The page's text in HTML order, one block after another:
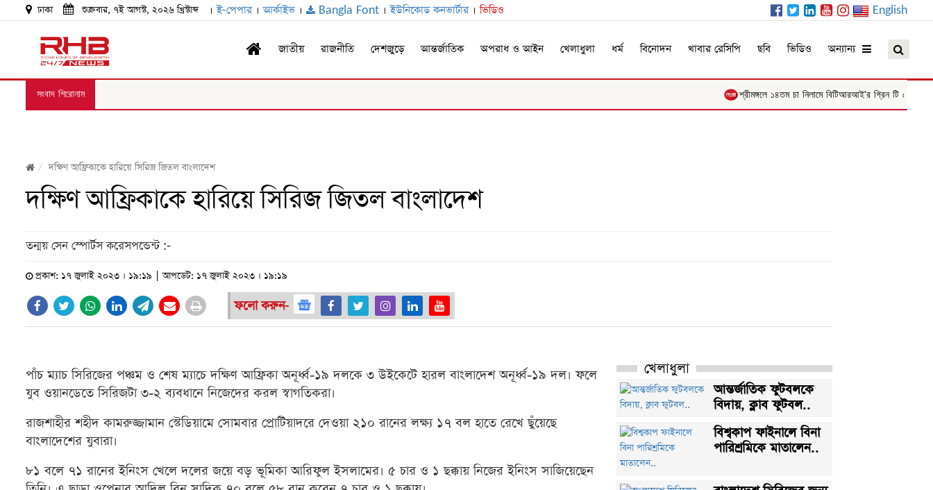
ঢাকা শুক্রবার, ৭ই আগস্ট, ২০২৬ খ্রিস্টাব্দ ।ই-পেপার ।আর্কাইভ । Bangla Font ।ইউনিকোড কনভার্টার ।ভিডিও English
সংবাদ শিরোনাম শ্রীমঙ্গলে ১৪তম চা নিলামে বিটিআরআই'র গ্রিন টি রেকর্ড ২৭৯০
জাতীয় রাজনীতি দেশজুড়ে আন্তর্জাতিক অপরাধ ও আইন খেলাধুলা ধর্ম বিনোদন খাবার রেসিপি ছবি ভিডিও অন্যান্য
দক্ষিণ আফ্রিকাকে হারিয়ে সিরিজ জিতল বাংলাদেশ
দক্ষিণ আফ্রিকাকে হারিয়ে সিরিজ জিতল বাংলাদেশ
তন্ময় সেন স্পোর্টস করেসপন্ডেন্ট :-
প্রকাশ: ১৭ জুলাই ২০২৩ । ১৯:১৯ | আপডেট: ১৭ জুলাই ২০২৩ । ১৯:১৯
ফলো করুন-
পাঁচ ম্যাচ সিরিজের পঞ্চম ও শেষ ম্যাচে দক্ষিণ আফ্রিকা অনূর্ধ্ব-১৯ দলকে ৩ উইকেটে হারল বাংলাদেশ অনূর্ধ্ব-১৯ দল। ফলে
যুব ওয়ানডেতে সিরিজটা ৩-২ ব্যবধানে নিজেদের করল স্বাগতিকরা।
রাজশাহীর শহীদ কামরুজ্জামান স্টেডিয়ামে সোমবার প্রোটিয়াদরে দেওয়া ২১০ রানের লক্ষ্য ১৭ বল হাতে রেখে ছুঁয়েছে
বাংলাদেশের যুবারা।
৮১ বলে ৭১ রানের ইনিংস খেলে দলের জয়ে বড় ভূমিকা আরিফুল ইসলামের। ৫ চার ও ১ ছক্কায় নিজের ইনিংস সাজিয়েছেন
খেলাধুলা
আন্তর্জাতিক ফুটবলকে
বিদায়, ক্লাব ফুটবল..
বিশ্বকাপ ফাইনালে বিনা
পারিশ্রমিকে মাতালেন..